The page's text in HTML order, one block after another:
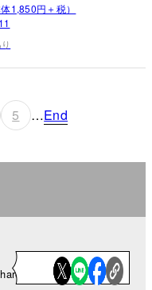
1,850円＋税）
5 …End